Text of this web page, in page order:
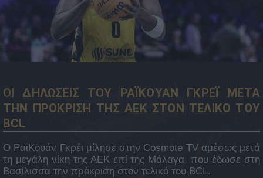
ΟΙ ΔΗΛΩΣΕΙΣ ΤΟΥ ΡΑΪΚΟΥΑΝ ΓΚΡΕΪ ΜΕΤΑ
ΤΗΝ ΠΡΟΚΡΙΣΗ ΤΗΣ ΑΕΚ ΣΤΟΝ ΤΕΛΙΚΟ ΤΟΥ
BCL
Ο ΡαϊΚουάν Γκρέι μίλησε στην Cosmote TV αμέσως μετά
τη μεγάλη νίκη της ΑΕΚ επί της Μάλαγα, που έδωσε στη
Βασίλισσα την πρόκριση στον τελικό του BCL.